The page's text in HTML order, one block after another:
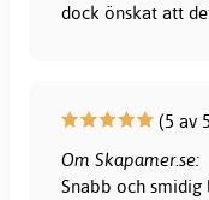
dock önskat att
(5 av
Om Skapamer.se:
Snabb och smidig